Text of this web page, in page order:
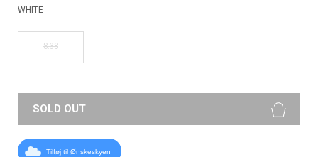
WHITE
8.38
SOLD OUT
Tilføj til Ønskeskyen